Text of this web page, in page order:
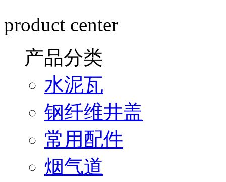
product center
产品分类
水泥瓦
钢纤维井盖
常用配件
烟气道